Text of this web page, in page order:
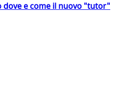
dove e come il nuovo "tutor"